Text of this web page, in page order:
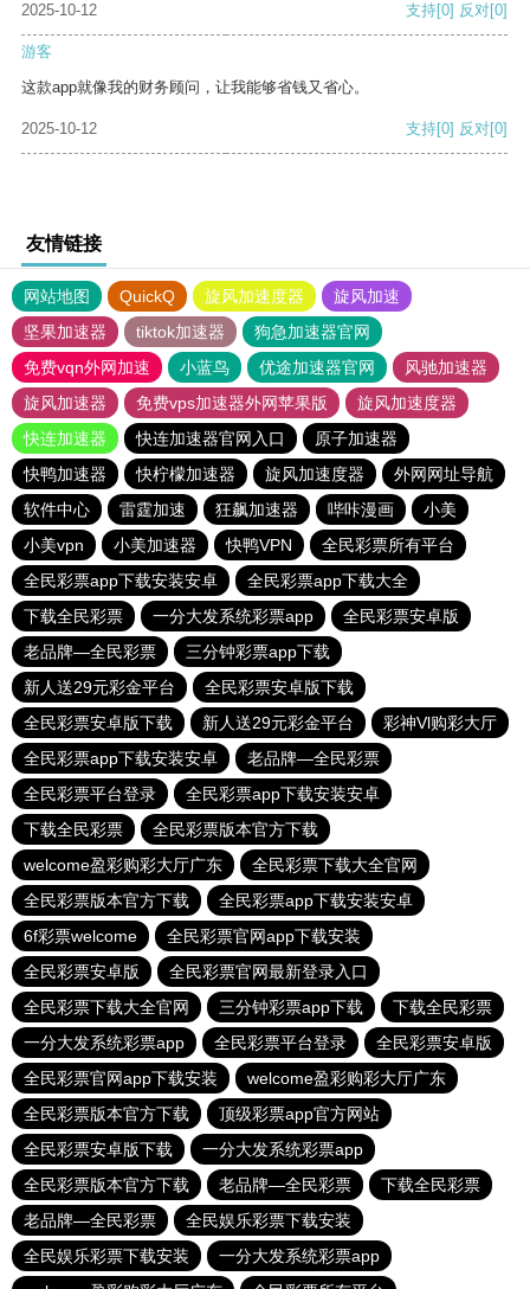
2025-10-12
支持[0] 反对[0]
游客
这款app就像我的财务顾问，让我能够省钱又省心。
2025-10-12 支持[0] 反对[0]
友情链接
网站地图 QuickQ 旋风加速度器
旋风加速
坚果加速器
tiktok加速器
狗急加速器官网
免费vqn外网加速
小蓝鸟 优途加速器官网
风驰加速器
旋风加速器
免费vps加速器外网苹果版
旋风加速度器
快连加速器
快连加速器官网入口
原子加速器
快鸭加速器
快柠檬加速器 旋风加速度器
外网网址导航
软件中心
雷霆加速 狂飙加速器 哔咔漫画
小美
小美vpn
小美加速器 快鸭VPN
全民彩票所有平台
全民彩票app下载安装安卓
全民彩票app下载大全
下载全民彩票
一分大发系统彩票app
全民彩票安卓版
老品牌—全民彩票
三分钟彩票app下载
新人送29元彩金平台
全民彩票安卓版下载
全民彩票安卓版下载
新人送29元彩金平台
彩神Vl购彩大厅
全民彩票app下载安装安卓
老品牌—全民彩票
全民彩票平台登录
全民彩票app下载安装安卓
下载全民彩票
全民彩票版本官方下载
welcome盈彩购彩大厅广东
全民彩票下载大全官网
全民彩票版本官方下载
全民彩票app下载安装安卓
6f彩票welcome
全民彩票官网app下载安装
全民彩票安卓版
全民彩票官网最新登录入口
全民彩票下载大全官网
三分钟彩票app下载
下载全民彩票
一分大发系统彩票app
全民彩票平台登录
全民彩票安卓版
全民彩票官网app下载安装
welcome盈彩购彩大厅广东
全民彩票版本官方下载
顶级彩票app官方网站
全民彩票安卓版下载
一分大发系统彩票app
全民彩票版本官方下载
老品牌—全民彩票
下载全民彩票
老品牌—全民彩票
全民娱乐彩票下载安装
全民娱乐彩票下载安装
一分大发系统彩票app